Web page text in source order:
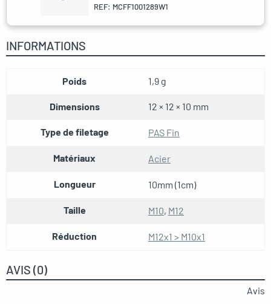
REF: MCFF1001289W1
INFORMATIONS
Poids 1,9 g
Dimensions 12 × 12 × 10 mm
Type de filetage PAS Fin
Matériaux Acier
Longueur 10mm (1cm)
Taille M10, M12
Réduction M12x1 > M10x1
AVIS (0)
Avis